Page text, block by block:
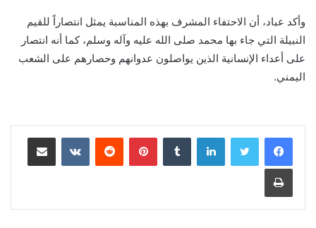
وأكد عباد، أن الاحتفاء المشرف بهذه المناسبة يمثل انتصاراً للقيم
النبيلة التي جاء بها محمد صلى الله عليه وآله وسلم، كما أنه انتصار
على أعداء الإنسانية الذين يواصلون عدوانهم وحصارهم على الشعب
اليمني.
لينكدإن بينتيريست